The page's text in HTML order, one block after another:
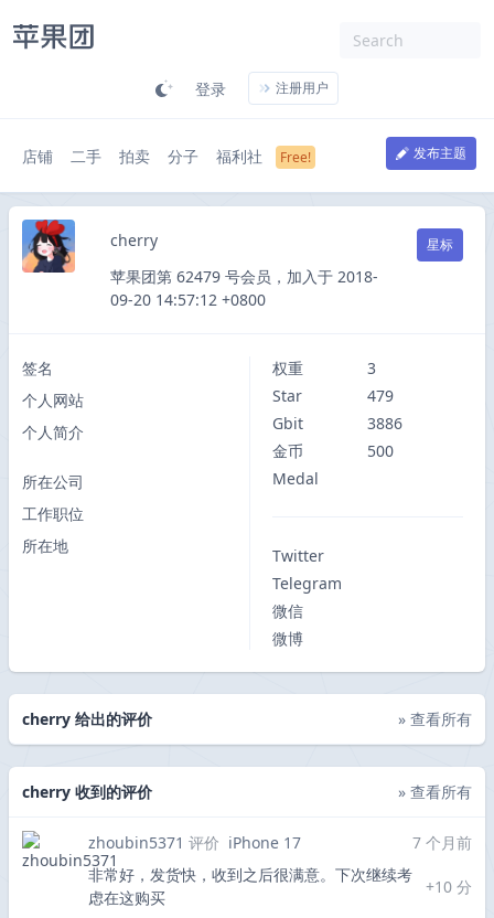
登录 注册用户
店铺 二手 拍卖 分子 福利社 发布主题
cherry
苹果团第 62479 号会员，加入于 2018-
09-20 14:57:12 +0800
星标
签名
个人网站
个人简介
所在公司
工作职位
所在地
权重
3
Star
479
Gbit
3886
金币
500
Medal
Twitter
Telegram
微信
微博
cherry 给出的评价 » 查看所有
cherry 收到的评价 » 查看所有
zhoubin5371 评价 iPhone 17
7 个月前
非常好，发货快，收到之后很满意。下次继续考
虑在这购买
+10 分